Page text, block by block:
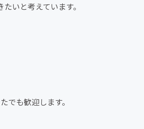
いと考えています。
でも歓迎します。